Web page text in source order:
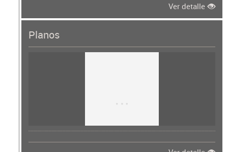
Ver detalle
Planos